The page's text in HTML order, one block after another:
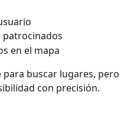
patrocinados
en el mapa
para buscar lugares, pero
con precisión.